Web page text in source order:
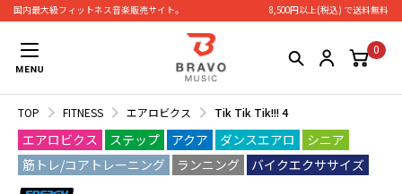
国内最大級フィットネス⾳楽販売サイト。 8,500円以上(税込) で送料無料
0
TOP FITNESS エアロビクス Tik Tik Tik!!! 4
エアロビクス ステップ アクア ダンスエアロ
シニア
筋トレ/コアトレーニング
ランニング バイクエクササイズ